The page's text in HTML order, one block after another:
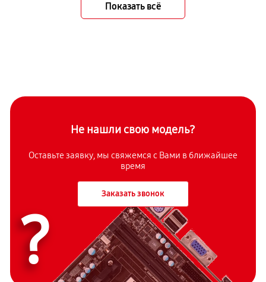
Показать всё
Не нашли свою модель?
Оставьте заявку, мы свяжемся с Вами в ближайшее
время
Заказать звонок
?